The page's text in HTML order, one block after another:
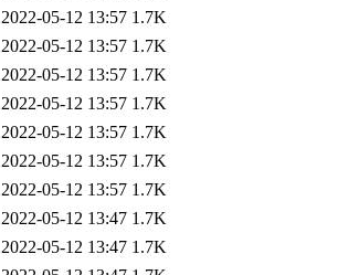
2022-05-12 13:57 1.7K
2022-05-12 13:57 1.7K
2022-05-12 13:57 1.7K
2022-05-12 13:57 1.7K
2022-05-12 13:57 1.7K
2022-05-12 13:57 1.7K
2022-05-12 13:57 1.7K
2022-05-12 13:47 1.7K
2022-05-12 13:47 1.7K